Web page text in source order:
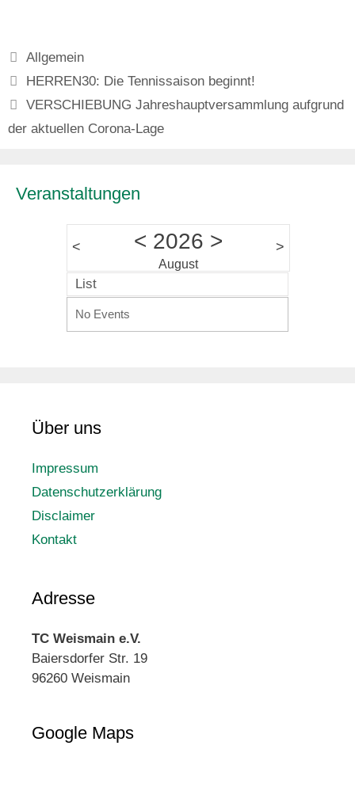
Kategorien
Allgemein
HERREN30: Die Tennissaison beginnt!
VERSCHIEBUNG Jahreshauptversammlung aufgrund
der aktuellen Corona-Lage
Veranstaltungen
< < 2026 >
August
>
List
No Events
Über uns
Impressum
Datenschutzerklärung
Disclaimer
Kontakt
Adresse
TC Weismain e.V.
Baiersdorfer Str. 19
96260 Weismain
Google Maps